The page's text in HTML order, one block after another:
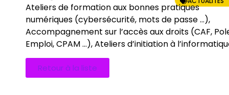
Ateliers de formation aux bonnes pratiques
numériques (cybersécurité, mots de passe …),
Accompagnement sur l’accès aux droits (CAF,
Emploi, CPAM …), Ateliers d’initiation à
Retour à la liste